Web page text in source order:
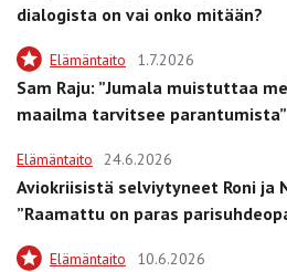
dialogista on vai onko mitään?
Elämäntaito 1.7.2026
Sam Raju: ”Jumala muistuttaa
maailma tarvitsee parantumista”
Elämäntaito 24.6.2026
Aviokriisistä selviytyneet Roni ja
”Raamattu on paras
Elämäntaito 10.6.2026